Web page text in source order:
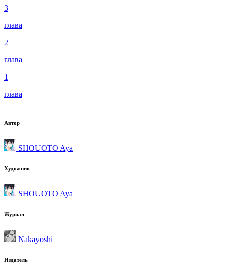
3
глава
2
глава
1
глава
Автор
SHOUOTO Aya
Художник
SHOUOTO Aya
Журнал
Nakayoshi
Издатель